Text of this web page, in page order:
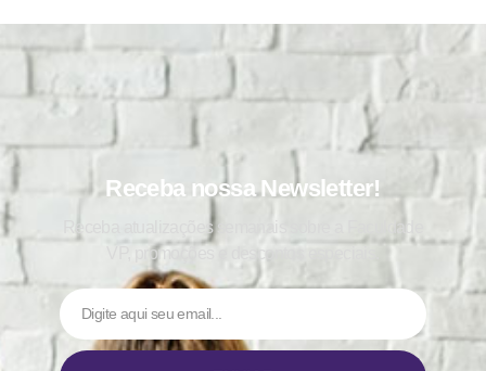
Receba nossa Newsletter!
Receba atualizações semanais sobre a Faculdade
VP, promoções e descontos especiais.